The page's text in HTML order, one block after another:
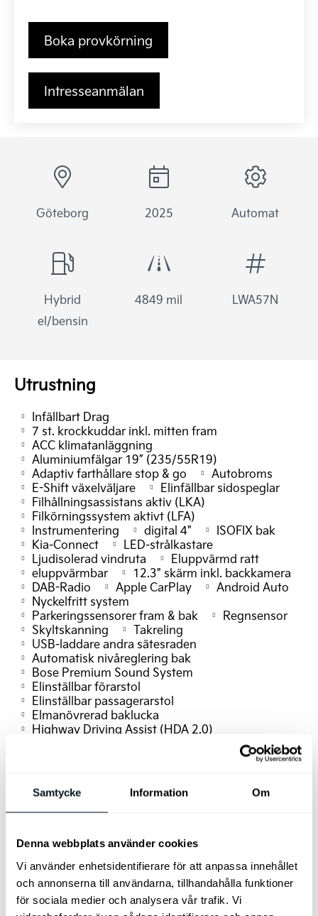
Samtycke Information Om
Denna webbplats använder cookies
Vi använder enhetsidentifierare för att anpassa innehållet
och annonserna till användarna, tillhandahålla funktioner
för sociala medier och analysera vår trafik. Vi
Boka provkörning
Intresseanmälan
Göteborg 2025 Automat
Hybrid
el/bensin
4849 mil LWA57N
Utrustning
Infällbart Drag
7 st. krockkuddar inkl. mitten fram
ACC klimatanläggning
Aluminiumfälgar 19” (235/55R19)
Adaptiv farthållare stop & go
Autobroms
E-Shift växelväljare
Elinfällbar sidospeglar
Filhållningsassistans aktiv (LKA)
Filkörningssystem aktivt (LFA)
Instrumentering
digital 4"
ISOFIX bak
Kia-Connect
LED-strålkastare
Ljudisolerad vindruta
Eluppvärmd ratt
eluppvärmbar
12.3" skärm inkl. backkamera
DAB-Radio
Apple CarPlay
Android Auto
Nyckelfritt system
Parkeringssensorer fram & bak
Regnsensor
Skyltskanning
Takreling
USB-laddare andra sätesraden
Automatisk nivåreglering bak
Bose Premium Sound System
Elinställbar förarstol
Elinställbar passagerarstol
Elmanövrerad baklucka
Highway Driving Assist (HDA 2.0)
Solgardiner (2:a raden)
Trådlös mobilladdare Qi-standard
Eluppvärmda yttre sittplatser bak
Kamera med 360°-vy
Dödavinkelvarning med bild
Fingerskanning för inställningar
Fjärrstyrd parkeringsassistans